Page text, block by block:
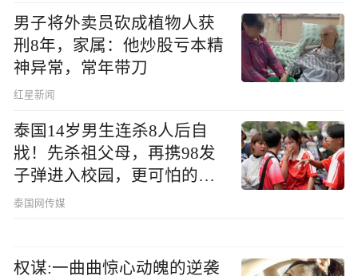
男子将外卖员砍成植物人获
刑8年，家属：他炒股亏本精
神异常，常年带刀
红星新闻
泰国14岁男生连杀8人后自
戕！先杀祖父母，再携98发
子弹进入校园，更可怕的细
节公布了
泰国网传媒
权谋:一曲曲惊心动魄的逆袭